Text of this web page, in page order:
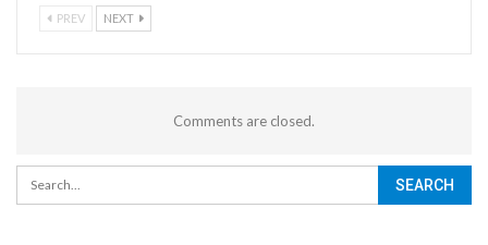
PREV NEXT
Comments are closed.